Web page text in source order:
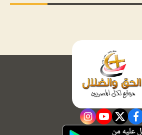
facebook
twitter
youtube
instagram